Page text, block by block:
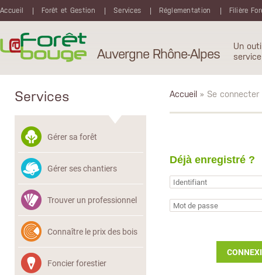
Accueil
Forêt et Gestion Services Réglementation Filière
Auvergne Rhône-Alpes
Un
Services
Gérer sa forêt
Gérer ses chantiers
Trouver un professionnel
Connaître le prix des bois
Foncier forestier
Accueil » Se connecter
Déjà enregistré ?